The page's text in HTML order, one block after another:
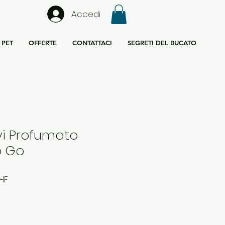
Accedi
PET OFFERTE CONTATTACI SEGRETI DEL BUCATO
Profumato
Go